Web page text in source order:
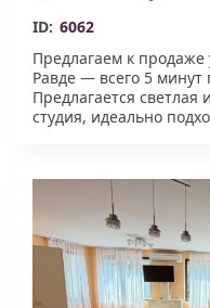
ID: 6062
Предлагаем к
Равде — всего 5
Предлагается
студия, идеально
техника,
Преимущества
пешком. Новый
комфортная
Отдельная
велосипедов,
Функциональная